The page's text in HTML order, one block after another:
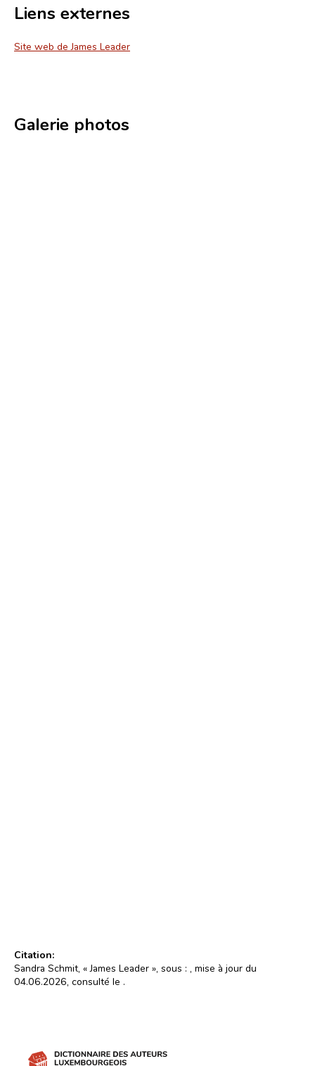
Liens externes
Site web de James Leader
Galerie photos
Citation:
Sandra Schmit, « James Leader », sous :
, mise à jour du
04.06.2026, consulté le .